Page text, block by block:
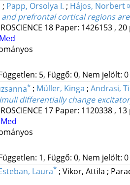
; Papp, Orsolya I. ; Hájos, Norbert
prefrontal cortical regions
18 Paper: 1426153 , 20
5, Függő: 0, Nem jelölt: 0
* ; Müller, Kinga ; Andrasi,
differentially change
17 Paper: 1120338 , 13
1, Függő: 0, Nem jelölt: 0
Laura* ; Vikor, Attila ;